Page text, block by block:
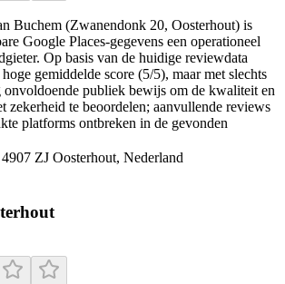
Buchem (Zwanendonk 20, Oosterhout) is
Google Places-gegevens een operationeel
Op basis van de huidige reviewdata
gemiddelde score (5/5), maar met slechts
onvoldoende publiek bewijs om de kwaliteit en
zekerheid te beoordelen; aanvullende reviews
platforms ontbreken in de gevonden
ZJ Oosterhout, Nederland